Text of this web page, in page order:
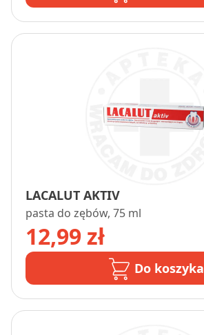
LACALUT AKTIV
pasta do zębów, 75 ml
12,99 zł
Do koszyka